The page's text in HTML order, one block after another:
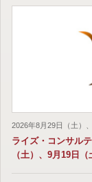
2026年8月29日（土）
ライズ・コンサル
（土）、9月19日